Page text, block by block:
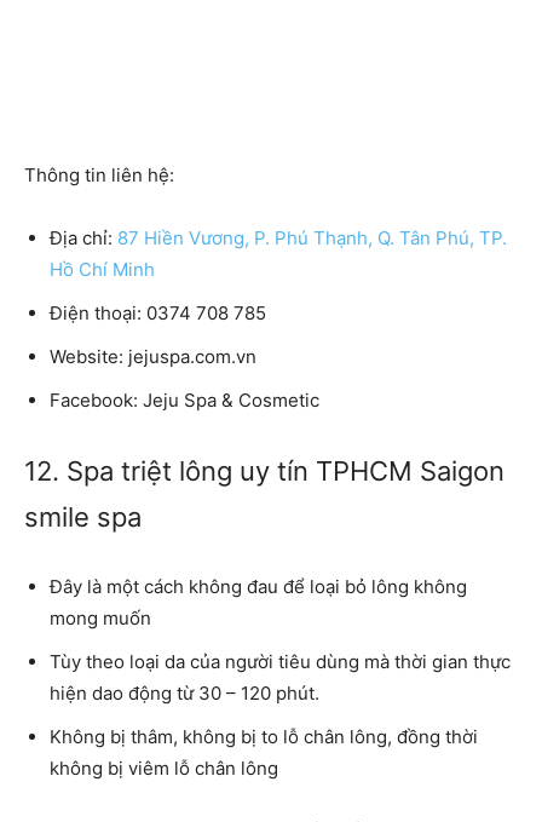
Thông tin liên hệ:
Địa chỉ: 87 Hiền Vương, P. Phú Thạnh, Q. Tân Phú, TP.
Hồ Chí Minh
Điện thoại: 0374 708 785
Website: jejuspa.com.vn
Facebook: Jeju Spa & Cosmetic
12. Spa triệt lông uy tín TPHCM Saigon
smile spa
Đây là một cách không đau để loại bỏ lông không
mong muốn
Tùy theo loại da của người tiêu dùng mà thời gian thực
hiện dao động từ 30 – 120 phút.
Không bị thâm, không bị to lỗ chân lông, đồng thời
không bị viêm lỗ chân lông